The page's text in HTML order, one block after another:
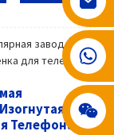
Телефона